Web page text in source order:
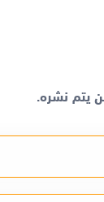
يتم نشره.